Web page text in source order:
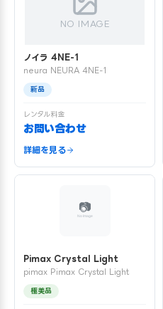
NO IMAGE
ノイラ 4NE-1
neura NEURA 4NE-1
新品
レンタル料金
お問い合わせ
詳細を見る
Pimax Crystal Light
pimax Pimax Crystal Light
極美品